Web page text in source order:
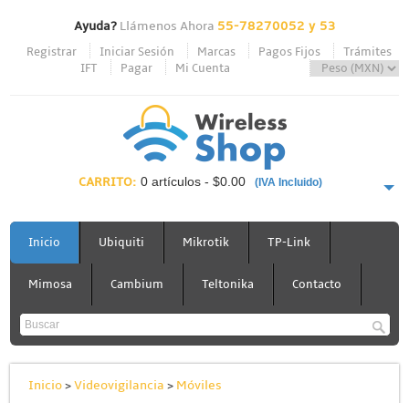
Ayuda?Llámenos Ahora 55-78270052 y 53
Registrar Iniciar Sesión Marcas Pagos Fijos
Trámites
IFT
Pagar Mi Cuenta
CARRITO: 0 artículos - $0.00 (IVA Incluido)
PAGAR AHORA
Inicio Ubiquiti Mikrotik TP-Link
Mimosa Cambium Teltonika Contacto
Inicio>Videovigilancia > Móviles